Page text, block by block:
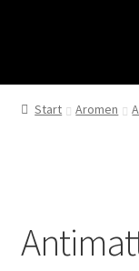
Start Aromen